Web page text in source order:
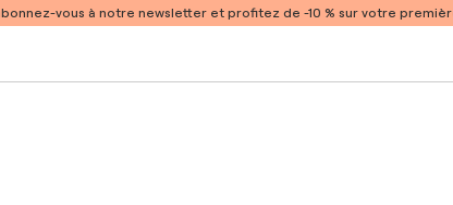
vous à notre newsletter et profitez de -10 % sur votre